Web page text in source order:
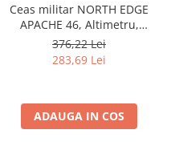
Ceas militar NORTH EDGE
APACHE 46, Altimetru,
Barometru, Cronometru,
Termometru, Pedometru,
Busola
376,22 Lei
283,69 Lei
ADAUGA IN COS